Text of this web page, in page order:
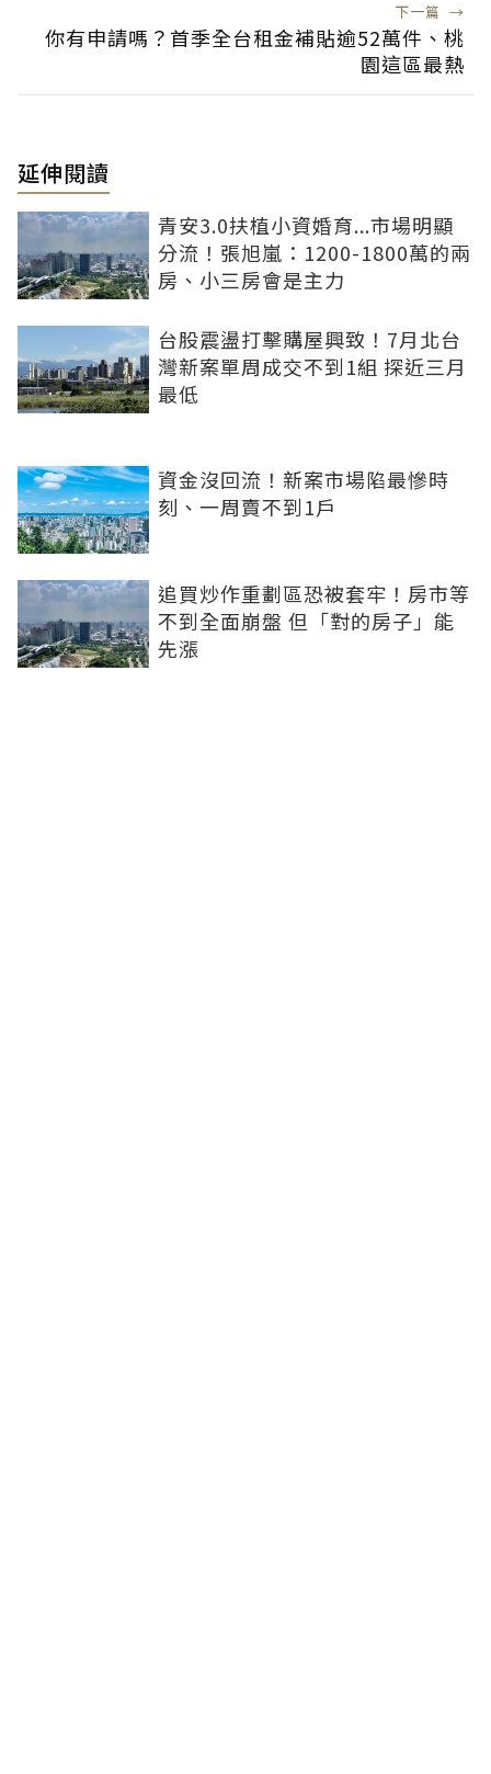
下一篇 →
你有申請嗎？首季全台租金補貼逾52萬件、桃
園這區最熱
延伸閱讀
青安3.0扶植小資婚育...市場明顯
分流！張旭嵐：1200-1800萬的兩
房、小三房會是主力
台股震盪打擊購屋興致！7月北台
灣新案單周成交不到1組 探近三月
最低
資金沒回流！新案市場陷最慘時
刻、一周賣不到1戶
追買炒作重劃區恐被套牢！房市等
不到全面崩盤 但「對的房子」能
先漲